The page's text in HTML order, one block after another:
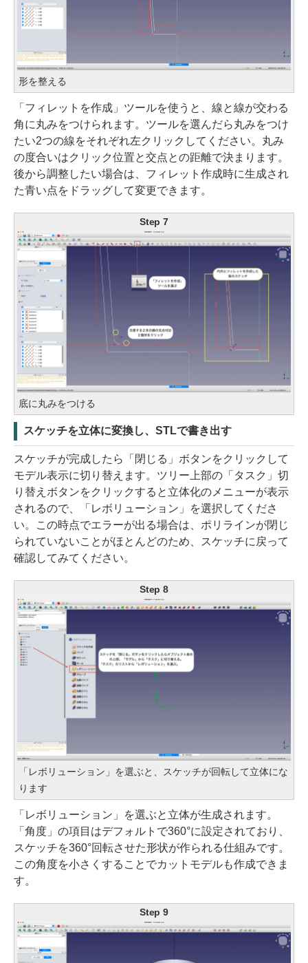
形を整える
「フィレットを作成」ツールを使うと、線と線が交わる
角に丸みをつけられます。ツールを選んだら丸みをつけ
たい2つの線をそれぞれ左クリックしてください。丸み
の度合いはクリック位置と交点との距離で決まります。
後から調整したい場合は、フィレット作成時に生成され
た青い点をドラッグして変更できます。
Step 7
底に丸みをつける
スケッチを立体に変換し、STLで書き出す
スケッチが完成したら「閉じる」ボタンをクリックして
モデル表示に切り替えます。ツリー上部の「タスク」切
り替えボタンをクリックすると立体化のメニューが表示
されるので、「レボリューション」を選択してくださ
い。この時点でエラーが出る場合は、ポリラインが閉じ
られていないことがほとんどのため、スケッチに戻って
確認してみてください。
Step 8
「レボリューション」を選ぶと、スケッチが回転して立体にな
ります
「レボリューション」を選ぶと立体が生成されます。
「角度」の項目はデフォルトで360°に設定されており、
スケッチを360°回転させた形状が作られる仕組みです。
この角度を小さくすることでカットモデルも作成できま
す。
Step 9